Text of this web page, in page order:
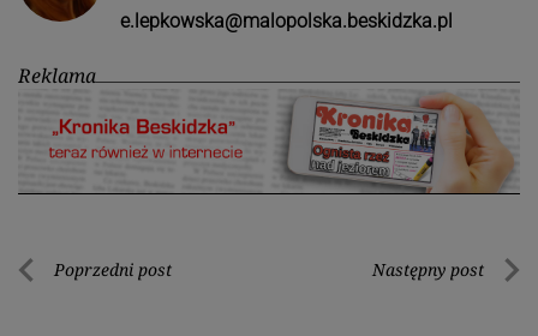
e.lepkowska@malopolska.beskidzka.pl
Reklama
Nawigacja
Poprzedni post Następny post